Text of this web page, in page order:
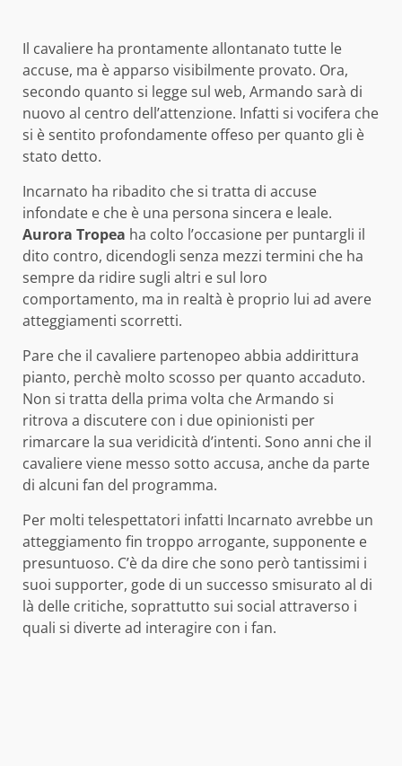
Il cavaliere ha prontamente allontanato tutte le
accuse, ma è apparso visibilmente provato. Ora,
secondo quanto si legge sul web, Armando sarà di
nuovo al centro dell’attenzione. Infatti si vocifera che
si è sentito profondamente offeso per quanto gli è
stato detto.
Incarnato ha ribadito che si tratta di accuse
infondate e che è una persona sincera e leale.
Aurora Tropea ha colto l’occasione per puntargli il
dito contro, dicendogli senza mezzi termini che ha
sempre da ridire sugli altri e sul loro
comportamento, ma in realtà è proprio lui ad avere
atteggiamenti scorretti.
Pare che il cavaliere partenopeo abbia addirittura
pianto, perchè molto scosso per quanto accaduto.
Non si tratta della prima volta che Armando si
ritrova a discutere con i due opinionisti per
rimarcare la sua veridicità d’intenti. Sono anni che il
cavaliere viene messo sotto accusa, anche da parte
di alcuni fan del programma.
Per molti telespettatori infatti Incarnato avrebbe un
atteggiamento fin troppo arrogante, supponente e
presuntuoso. C’è da dire che sono però tantissimi i
suoi supporter, gode di un successo smisurato al di
là delle critiche, soprattutto sui social attraverso i
quali si diverte ad interagire con i fan.